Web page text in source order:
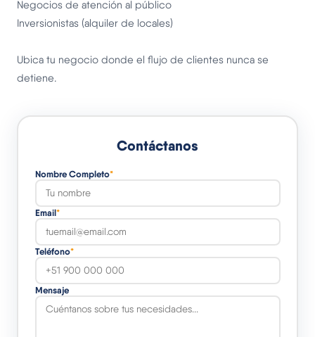
Negocios de atención al público
Inversionistas (alquiler de locales)
Ubica tu negocio donde el flujo de clientes nunca se
detiene.
Contáctanos
Nombre Completo*
Email*
Teléfono*
Mensaje